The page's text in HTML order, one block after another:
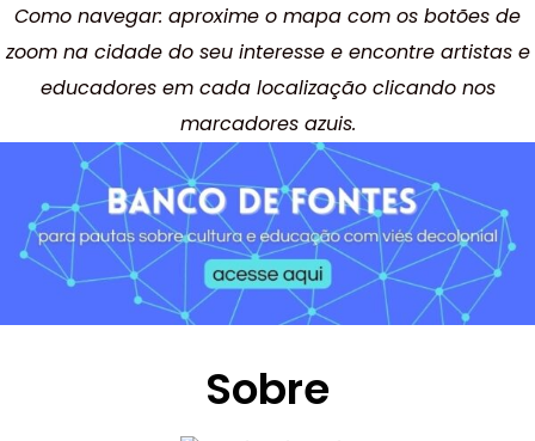
Como navegar: aproxime o mapa com os botões de
zoom na cidade do seu interesse e encontre artistas e
educadores em cada localização clicando nos
marcadores azuis.
Sobre